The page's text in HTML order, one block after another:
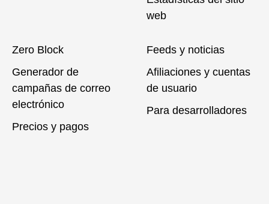
web
Zero Block
Generador de
campañas de correo
electrónico
Precios y pagos
Feeds y noticias
Afiliaciones y cuentas
de usuario
Para desarrolladores